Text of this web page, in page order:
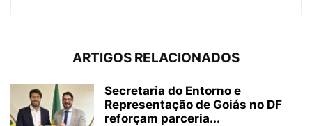
ARTIGOS RELACIONADOS
Secretaria do Entorno e
Representação de Goiás no DF
reforçam parceria...